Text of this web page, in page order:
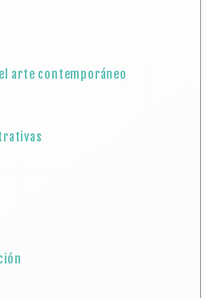
arte contemporáneo